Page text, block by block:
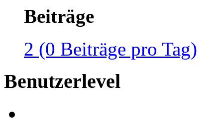
Beiträge
2 (0 Beiträge pro Tag)
Benutzerlevel